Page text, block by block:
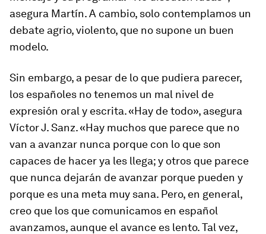
asegura Martín. A cambio, solo contemplamos un
debate agrio, violento, que no supone un buen
modelo.
Sin embargo, a pesar de lo que pudiera parecer,
los españoles no tenemos un mal nivel de
expresión oral y escrita. «Hay de todo», asegura
Víctor J. Sanz. «Hay muchos que parece que no
van a avanzar nunca porque con lo que son
capaces de hacer ya les llega; y otros que parece
que nunca dejarán de avanzar porque pueden y
porque es una meta muy sana. Pero, en general,
creo que los que comunicamos en español
avanzamos, aunque el avance es lento. Tal vez,